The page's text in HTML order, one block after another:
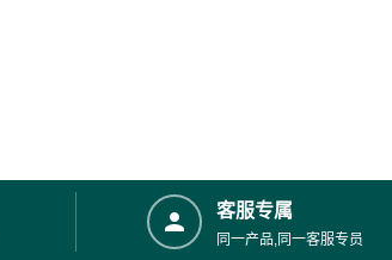
客服专属
同一产品,同一客服专员